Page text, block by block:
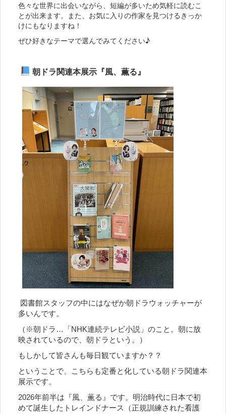
色々な世界に出会いながら、短編が多いため気軽に読むこ
とが出来ます。また、お気に入りの作家を見つけるきっか
けにもなりますね！
ぜひ好きなテーマで選んでみてください♪
朝ドラ関連本展示『風、薫る』
図書館スタッフの中にはなぜか朝ドラウォッチャーが
多いんです。
（※朝ドラ…「NHK連続テレビ小説」のこと。朝に放
映されているので、朝ドラという。）
もしかして皆さんも毎日観ていますか？？
ということで、こちらも定番と化している朝ドラ関連本
展示です。
2026年前半は『風、薫る』です。明治時代に日本で初
めて誕生したトレインドナース（正規訓練された看護